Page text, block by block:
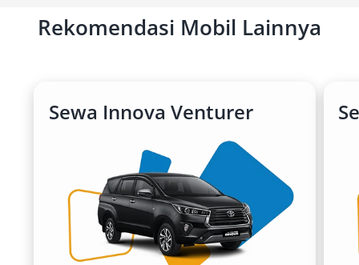
rasakan kemewahan perjalanan bersama
Rekomendasi Mobil Lainnya
Sewa Innova Venturer